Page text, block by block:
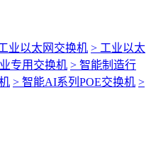
业以太网交换机 > 工业以太
专用交换机 > 智能制造行
> 智能AI系列POE交换机 >